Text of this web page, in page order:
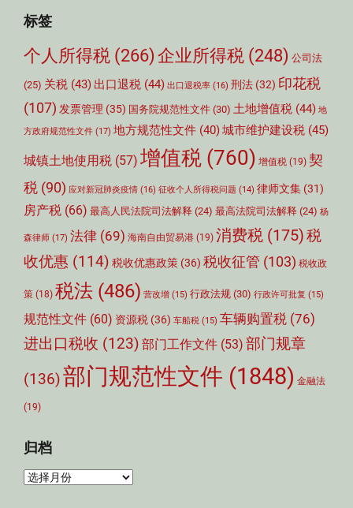
标签
个人所得税 (266) 企业所得税 (248) 公司法
(25) 关税 (43) 出口退税 (44) 出口退税率 (16) 刑法 (32) 印花税
(107) 发票管理 (35) 国务院规范性文件 (30) 土地增值税 (44) 地
方政府规范性文件 (17) 地方规范性文件 (40)城市维护建设税 (45)
城镇土地使用税 (57) 增值税 (760) 增值税 (19) 契
税 (90) 应对新冠肺炎疫情 (16) 征收个人所得税问题 (14) 律师文集 (31)
房产税 (66) 最高人民法院司法解释 (24) 最高法院司法解释 (24) 杨
森律师 (17) 法律 (69) 海南自由贸易港 (19) 消费税 (175)税
收优惠 (114) 税收优惠政策 (36) 税收征管 (103) 税收政
策 (18) 税法 (486) 营改增 (15) 行政法规 (30) 行政许可批复 (15)
规范性文件 (60) 资源税 (36) 车船税 (15) 车辆购置税 (76)
进出口税收 (123) 部门工作文件 (53) 部门规章
(136)部门规范性文件 (1848) 金融法
(19)
归档
归